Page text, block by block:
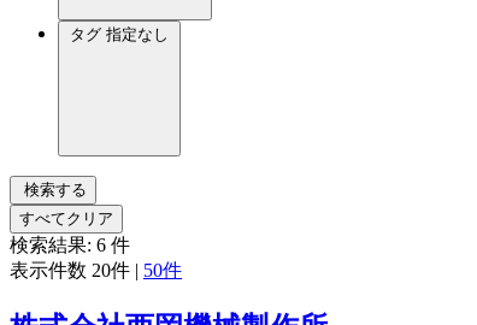
タグ 指定なし
検索する
すべてクリア
検索結果: 6 件
表示件数 20件 | 50件